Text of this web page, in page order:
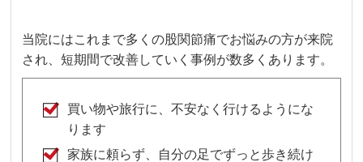
当院にはこれまで多くの股関節痛でお悩みの方が来院
され、短期間で改善していく事例が数多くあります。
買い物や旅行に、不安なく行けるようにな
ります
家族に頼らず、自分の足でずっと歩き続け